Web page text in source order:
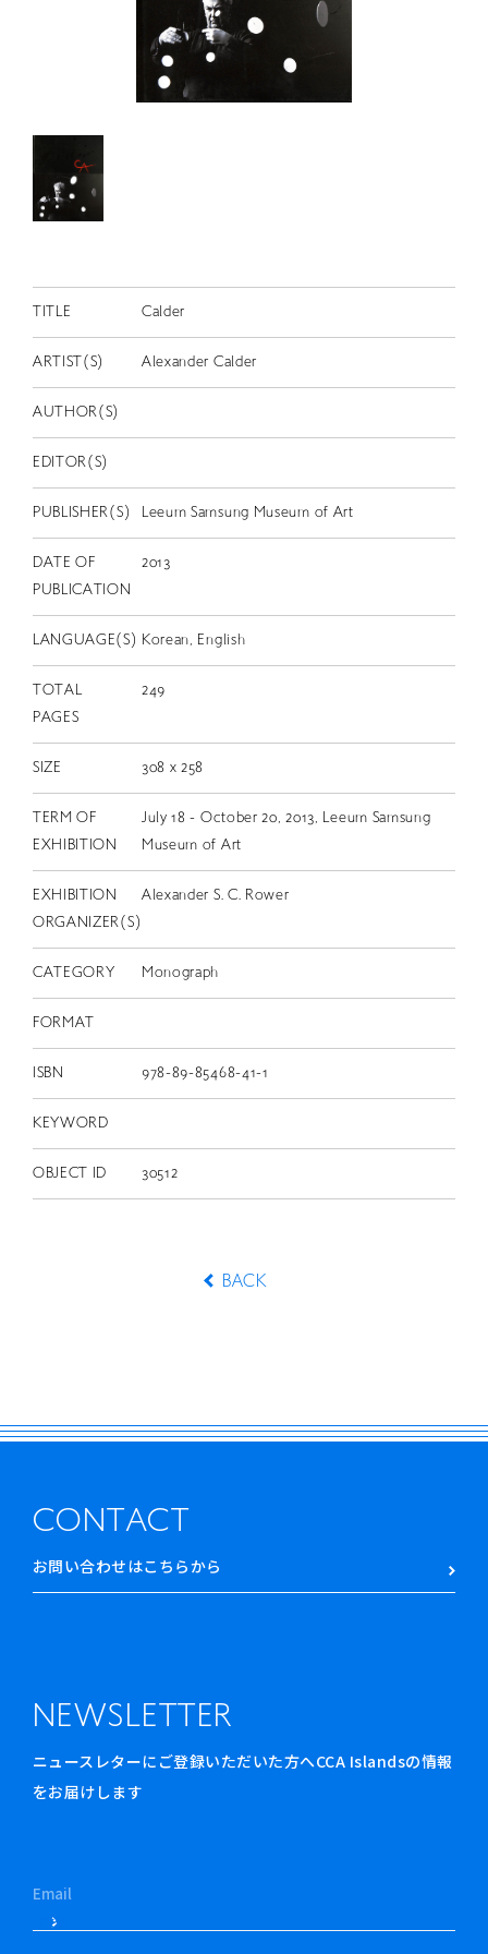
コンサート
スカラシップ受賞者
CONTACT
EN
TITLE Calder
ARTIST(S) Alexander Calder
AUTHOR(S)
EDITOR(S)
PUBLISHER(S) Leeum Samsung Museum of Art
DATE OF
PUBLICATION
2013
LANGUAGE(S) Korean, English
TOTAL
PAGES
249
SIZE 308 x 258
TERM OF
EXHIBITION
July 18 - October 20, 2013, Leeum Samsung
Museum of Art
EXHIBITION
ORGANIZER(S)
Alexander S. C. Rower
CATEGORY Monograph
FORMAT
ISBN 978-89-85468-41-1
KEYWORD
OBJECT ID 30512
BACK
CONTACT
お問い合わせはこちらから
NEWSLETTER
ニュースレターにご登録いただいた方へCCA Islandsの情報
をお届けします